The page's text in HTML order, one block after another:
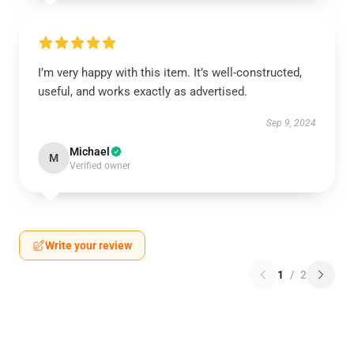
I’m very happy with this item. It’s well-constructed,
useful, and works exactly as advertised.
Sep 9, 2024
M Michael
Verified owner
Write your review
1 / 2